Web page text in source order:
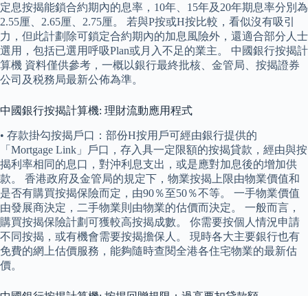
定息按揭能鎖合約期內的息率，10年、15年及20年期息率分別為
2.55厘、2.65厘、2.75厘。 若與P按或H按比較，看似沒有吸引
力，但此計劃除可鎖定合約期內的加息風險外，還適合部分人士
選用，包括已選用呼吸Plan或月入不足的業主。 中國銀行按揭計
算機 資料僅供參考，一概以銀行最終批核、金管局、按揭證券
公司及税務局最新公佈為準。
中國銀行按揭計算機: 理財流動應用程式
• 存款掛勾按揭戶口：部份H按用戶可經由銀行提供的
「Mortgage Link」戶口，存入具一定限額的按揭貸款，經由與按
揭利率相同的息口，對沖利息支出，或是應對加息後的增加供
款。 香港政府及金管局的規定下，物業按揭上限由物業價值和
是否有購買按揭保險而定，由90％至50％不等。 一手物業價值
由發展商決定，二手物業則由物業的估價而決定。 一般而言，
購買按揭保險計劃可獲較高按揭成數。 你需要按個人情況申請
不同按揭，或有機會需要按揭擔保人。 現時各大主要銀行也有
免費的網上估價服務，能夠隨時查閱全港各住宅物業的最新估
價。